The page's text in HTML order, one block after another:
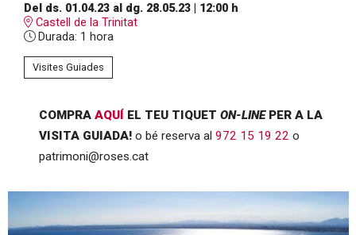
Del ds. 01.04.23al dg. 28.05.23| 12:00 h
Castell de la Trinitat
Durada: 1 hora
Visites Guiades
COMPRA AQUÍ EL TEU TIQUET ON-LINE PER A LA
VISITA GUIADA! o bé reserva al 972 15 19 22 o
patrimoni@roses.cat